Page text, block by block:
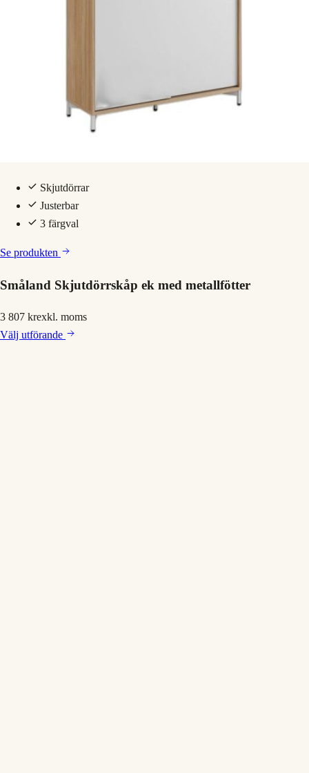
Skjutdörrar
Justerbar
3 färgval
Se produkten
Småland Skjutdörrskåp ek med metallfötter
3 807 krexkl. moms
Välj utförande